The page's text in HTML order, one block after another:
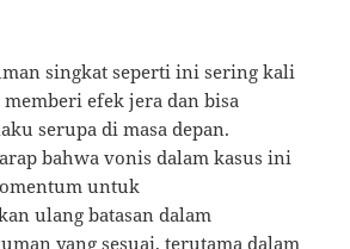
singkat seperti ini sering kali
efek jera dan bisa
serupa di masa depan.
bahwa vonis dalam kasus ini
untuk
ulang batasan dalam
yang sesuai, terutama dalam